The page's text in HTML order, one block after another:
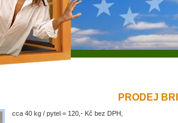
PRODEJ
cca 40 kg / pytel = 120,- Kč bez DPH,